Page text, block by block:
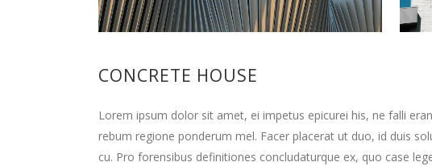
CONCRETE HOUSE
Lorem ipsum dolor sit amet, ei impetus epicurei his, ne falli
rebum regione ponderum mel. Facer placerat ut duo, id duis
cu. Pro forensibus definitiones concludaturque ex, quo case